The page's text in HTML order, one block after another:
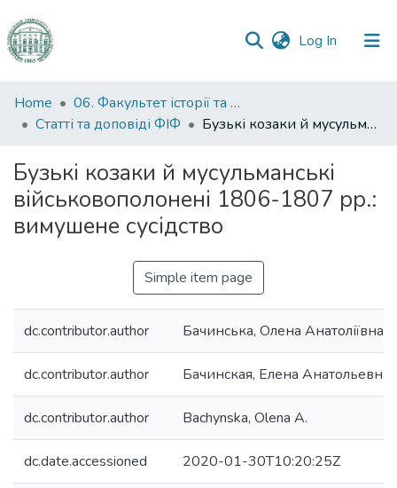
Log In (current)
Communities
&
All of DSpace
Statistics
Home
06. Факультет історії та філософії
Статті та доповіді ФІФ
Бузькі козаки й мусульманські військовополонені 1806-1807 рр.: вимушене сусідство
Бузькі козаки й мусульманські
військовополонені 1806-1807 рр.:
вимушене сусідство
Simple item page
dc.contributor.author Бачинська, Олена Анатоліївна
dc.contributor.author Бачинская, Елена Анатольевна
dc.contributor.author Bachynska, Olena A.
dc.date.accessioned 2020-01-30T10:20:25Z